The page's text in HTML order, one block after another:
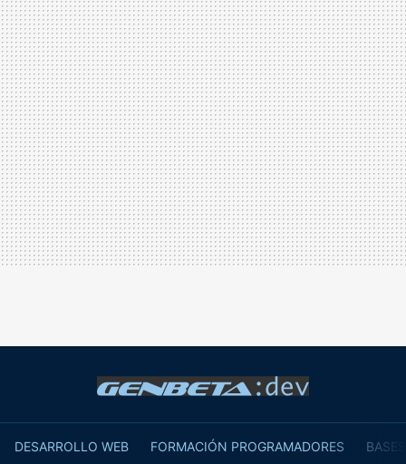
DESARROLLO WEB FORMACIÓN PROGRAMADORES